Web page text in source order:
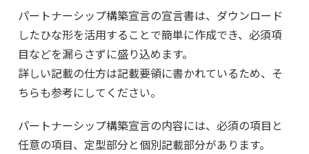
パートナーシップ構築宣言の宣言書は、ダウンロード
したひな形を活用することで簡単に作成でき、必須項
目などを漏らさずに盛り込めます。
詳しい記載の仕方は記載要領に書かれているため、そ
ちらも参考にしてください。
パートナーシップ構築宣言の内容には、必須の項目と
任意の項目、定型部分と個別記載部分があります。